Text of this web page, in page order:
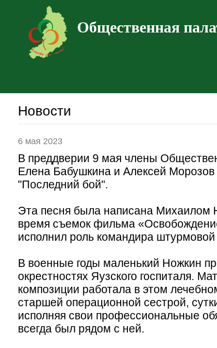
Общественная
Новости
6 мая 2023
В преддверии 9 мая члены
Елена Бабушкина и Алексей
"Последний бой".
Эта песня была написана Михаилом
время съемок фильма
исполнил роль командира
В военные годы маленький Ножкин
окрестностях Яузского госпиталя.
композиции работала в этом
старшей операционной сестрой,
исполняя свои профессиональные
всегда был рядом с ней.